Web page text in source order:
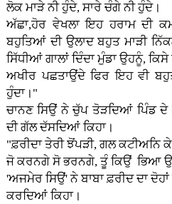
ਲੋਕ ਮਾੜੇ ਨੀ ਹੁੰਦੇ, ਸਾਰੇ ਚੰਗੇ ਨੀ ਹੁੰਦੇ।
ਅੱਛਾ,ਹੋਰ ਵੇਖਲਾ ਇਹ ਹਰਾਮ ਦੀ
ਬਹੁਤਿਆਂ ਦੀ ਉਲਾਦ ਬਹੁਤ ਮਾੜੀ
ਸਿੱਧੀਆਂ ਗਾਲਾਂ ਦਿੰਦਾ ਮੁੰਡਾ ਉਹਨੂੰ,
ਅਖੀਰ ਪਛਤਾਉਂਦੇ ਫਿਰ ਇਹ ਵੀ
ਹੁੰਦਾ।"
ਚਾਨਣ ਸਿਉਂ ਨੇ ਚੁੱਪ ਤੋੜਦਿਆਂ ਪਿੰਡ
ਦੀ ਗੱਲ ਦੱਸਦਿਆਂ ਕਿਹਾ।
"ਫ਼ਰੀਦਾ ਤੇਰੀ ਝੋਂਪੜੀ, ਗਲ ਕਟੀਅਨਿ
ਜੋ ਕਰਨਗੇ ਸੋ ਭਰਨਗੇ, ਤੂੰ ਕਿਉਂ ਭਿਆ
'ਅਜਮੇਰ ਸਿਉਂ' ਨੇ ਬਾਬਾ ਫ਼ਰੀਦ ਦਾ
ਕਰਦਿਆਂ ਕਿਹਾ।